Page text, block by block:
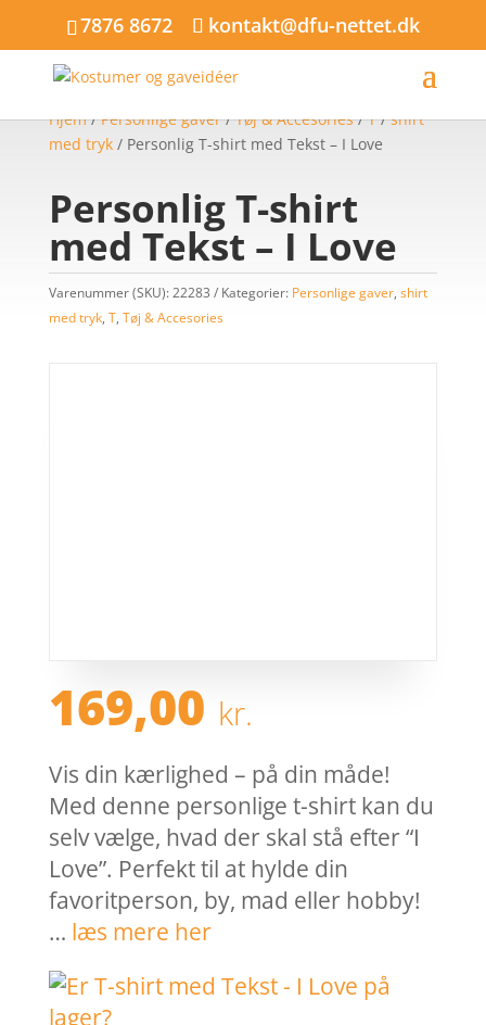
7876 8672 kontakt@dfu-nettet.dk
Hjem/Personlige gaver/Tøj & Accesories/T/shirt
med tryk/ Personlig T-shirt med Tekst – I Love
Personlig T-shirt
med Tekst – I Love
Varenummer (SKU):22283 Kategorier: Personlige gaver, shirt
med tryk, T, Tøj & Accesories
169,00 kr.
Vis din kærlighed – på din måde!
Med denne personlige t-shirt kan du
selv vælge, hvad der skal stå efter “I
Love”. Perfekt til at hylde din
favoritperson, by, mad eller hobby!
… læs mere her